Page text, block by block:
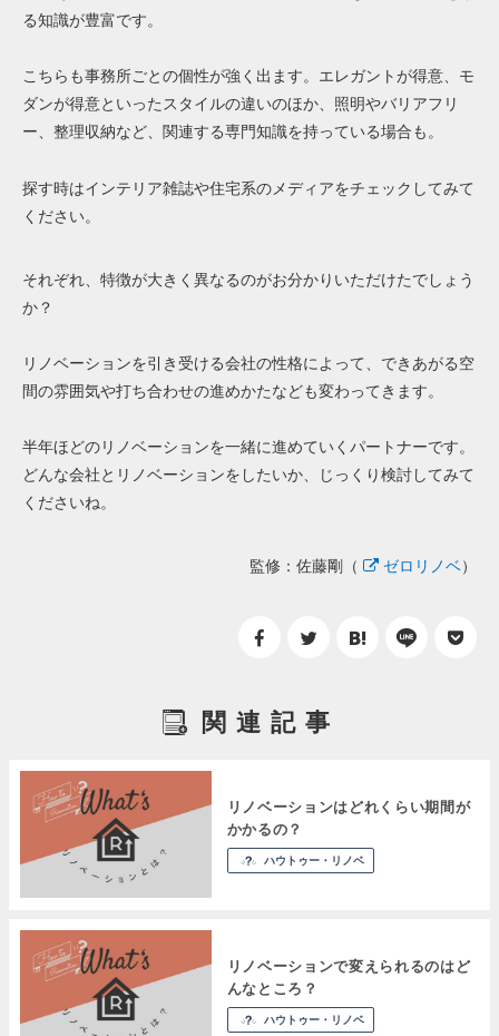
る知識が豊富です。
こちらも事務所ごとの個性が強く出ます。エレガントが得意、モ
ダンが得意といったスタイルの違いのほか、照明やバリアフリ
ー、整理収納など、関連する専門知識を持っている場合も。
探す時はインテリア雑誌や住宅系のメディアをチェックしてみて
ください。
それぞれ、特徴が大きく異なるのがお分かりいただけたでしょう
か？
リノベーションを引き受ける会社の性格によって、できあがる空
間の雰囲気や打ち合わせの進めかたなども変わってきます。
半年ほどのリノベーションを一緒に進めていくパートナーです。
どんな会社とリノベーションをしたいか、じっくり検討してみて
くださいね。
監修：佐藤剛（ ゼロリノベ）
関連記事
リノベーションはどれくらい期間が
かかるの？
ハウトゥー・リノベ
リノベーションで変えられるのはど
んなところ？
ハウトゥー・リノベ